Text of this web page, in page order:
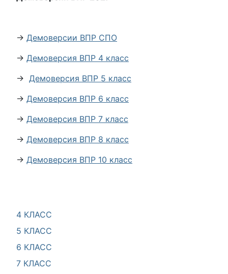
4 КЛАСС
5 КЛАСС
6 КЛАСС
7 КЛАСС
→ Демоверсии ВПР СПО
→ Демоверсия ВПР 4 класс
→ Демоверсия ВПР 5 класс
→ Демоверсия ВПР 6 класс
→ Демоверсия ВПР 7 класс
→ Демоверсия ВПР 8 класс
→ Демоверсия ВПР 10 класс